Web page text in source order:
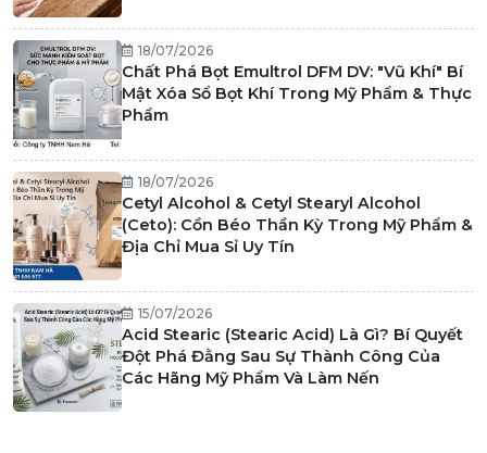
18/07/2026
Chất Phá Bọt Emultrol DFM DV: "Vũ Khí" Bí
Mật Xóa Sổ Bọt Khí Trong Mỹ Phẩm & Thực
Phẩm
18/07/2026
Cetyl Alcohol & Cetyl Stearyl Alcohol
(Ceto): Cồn Béo Thần Kỳ Trong Mỹ Phẩm &
Địa Chỉ Mua Sỉ Uy Tín
15/07/2026
Acid Stearic (Stearic Acid) Là Gì? Bí Quyết
Đột Phá Đằng Sau Sự Thành Công Của
Các Hãng Mỹ Phẩm Và Làm Nến